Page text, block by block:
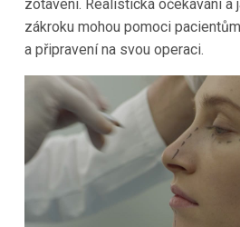
zotavení. Realistická očekávání a
zákroku mohou pomoci
a připravení na svou operaci.